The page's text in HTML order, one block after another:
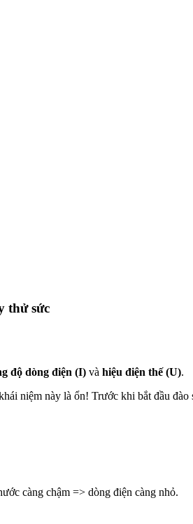
thử sức
độ dòng điện (I) và hiệu điện thế (U).
niệm này là ổn! Trước khi bắt đầu
càng chậm => dòng điện càng nhỏ.